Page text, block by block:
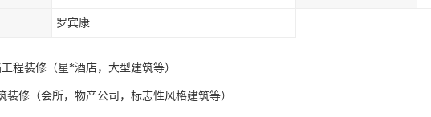
罗宾康
程装修（星*酒店，大型建筑等）
装修（会所，物产公司，标志性风格建筑等）